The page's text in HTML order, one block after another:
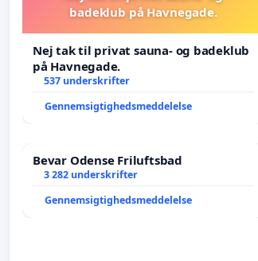
badeklub på Havnegade.
Nej tak til privat sauna- og badeklub
på Havnegade.
537 underskrifter
Gennemsigtighedsmeddelelse
Bevar Odense Friluftsbad
3 282 underskrifter
Gennemsigtighedsmeddelelse